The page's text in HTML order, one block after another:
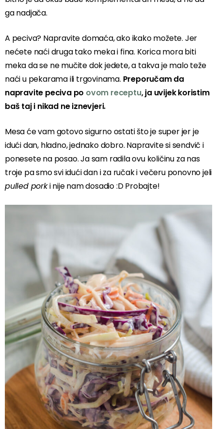
ga nadjača.
A peciva? Napravite domaća, ako ikako možete. Jer
nećete naći druga tako meka i fina. Korica mora biti
meka da se ne mučite dok jedete, a takva je malo teže
naći u pekarama ili trgovinama. Preporučam da
napravite peciva po ovom receptu, ja uvijek koristim
baš taj i nikad ne iznevjeri.
Mesa će vam gotovo sigurno ostati što je super jer je
idući dan, hladno, jednako dobro. Napravite si sendvič i
ponesete na posao. Ja sam radila ovu količinu za nas
troje pa smo svi idući dan i za ručak i večeru ponovno jeli
pulled porki nije nam dosadio :D Probajte!